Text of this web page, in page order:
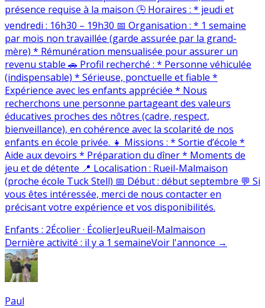
présence requise à la maison 🕒 Horaires : * jeudi et
vendredi : 16h30 – 19h30 📅 Organisation : * 1 semaine
par mois non travaillée (garde assurée par la grand-
mère) * Rémunération mensualisée pour assurer un
revenu stable 🚗 Profil recherché : * Personne véhiculée
(indispensable) * Sérieuse, ponctuelle et fiable *
Expérience avec les enfants appréciée * Nous
recherchons une personne partageant des valeurs
éducatives proches des nôtres (cadre, respect,
bienveillance), en cohérence avec la scolarité de nos
enfants en école privée. 👧 Missions : * Sortie d’école *
Aide aux devoirs * Préparation du dîner * Moments de
jeu et de détente 📍 Localisation : Rueil-Malmaison
(proche école Tuck Stell) 📅 Début : début septembre 💬 Si
vous êtes intéressée, merci de nous contacter en
précisant votre expérience et vos disponibilités.
Enfants : 2Écolier · ÉcolierJeuRueil-Malmaison
Dernière activité : il y a 1 semaineVoir l'annonce →
Paul